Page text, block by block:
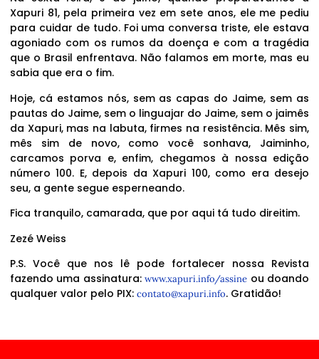
Xapuri 81, pela primeira vez em sete anos, ele me pediu
para cuidar de tudo. Foi uma conversa triste, ele estava
agoniado com os rumos da doença e com a tragédia
que o Brasil enfrentava. Não falamos em morte, mas eu
sabia que era o fim.
Hoje, cá estamos nós, sem as capas do Jaime, sem as
pautas do Jaime, sem o linguajar do Jaime, sem o jaimês
da Xapuri, mas na labuta, firmes na resistência. Mês sim,
mês sim de novo, como você sonhava, Jaiminho,
carcamos porva e, enfim, chegamos à nossa edição
número 100. E, depois da Xapuri 100, como era desejo
seu, a gente segue esperneando.
Fica tranquilo, camarada, que por aqui tá tudo direitim.
Zezé Weiss
P.S. Você que nos lê pode fortalecer nossa Revista
fazendo uma assinatura:www.xapuri.info/assine ou doando
qualquer valor pelo PIX: contato@xapuri.info. Gratidão!